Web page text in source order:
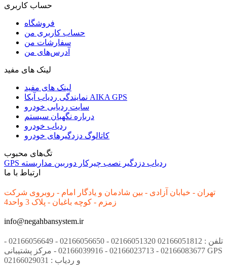
حساب کاربری
فروشگاه
حساب کاربری من
سفارشات من
آدرس‌های من
لینک های مفید
لینک های مفید
نمایندگی ردیاب آیکا AIKA GPS
سایت ردیابی خودرو
درباره نگهبان سیستم
ردیاب خودرو
کاتالوگ دزدگیرهای خودرو
تگ‌های محبوب
GPS
ردیاب دزدگیر نصب چیرکار دوربین مداربسته
ارتباط با ما
تهران - خیابان آزادی - بین شادمان و یادگار امام - روبروی شرکت
زمزم - کوچه باغبان - پلاک 3 واحد4
info@negahbansystem.ir
تلفن : 02166051812 02166051320 - 02166056650 - 02166056649 -
02166083677 - 02166023713 - 02166039916 - مرکز پشتیبانی GPS
و ردیاب : 02166029031